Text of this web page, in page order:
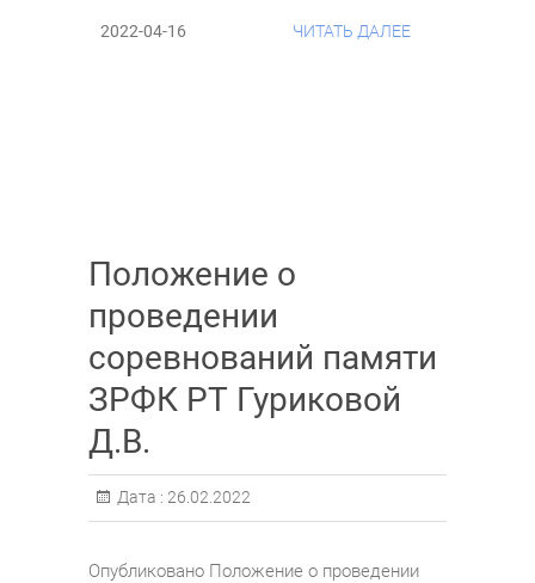
2022-04-16 ЧИТАТЬ ДАЛЕЕ
Положение о
проведении
соревнований памяти
ЗРФК РТ Гуриковой
Д.В.
Дата : 26.02.2022
Опубликовано Положение о проведении